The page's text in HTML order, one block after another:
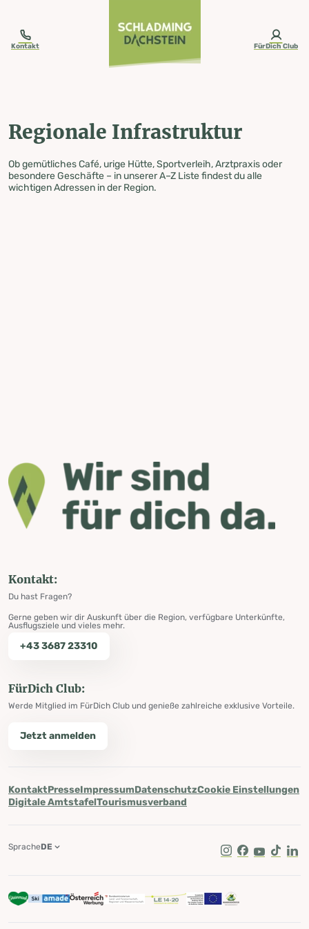
Kontakt FürDich Club
Regionale Infrastruktur
Ob gemütliches Café, urige Hütte, Sportverleih, Arztpraxis oder
besondere Geschäfte – in unserer A–Z Liste findest du alle
wichtigen Adressen in der Region.
Kontakt:
Du hast Fragen?
Gerne geben wir dir Auskunft über die Region, verfügbare Unterkünfte,
Ausflugsziele und vieles mehr.
+43 3687 23310
FürDich Club:
Werde Mitglied im FürDich Club und genieße zahlreiche exklusive Vorteile.
Jetzt anmelden
KontaktPresseImpressumDatenschutzCookie Einstellungen
Digitale AmtstafelTourismusverband
Instagram
Facebook
Youtube
Tik Tok
SpracheDE